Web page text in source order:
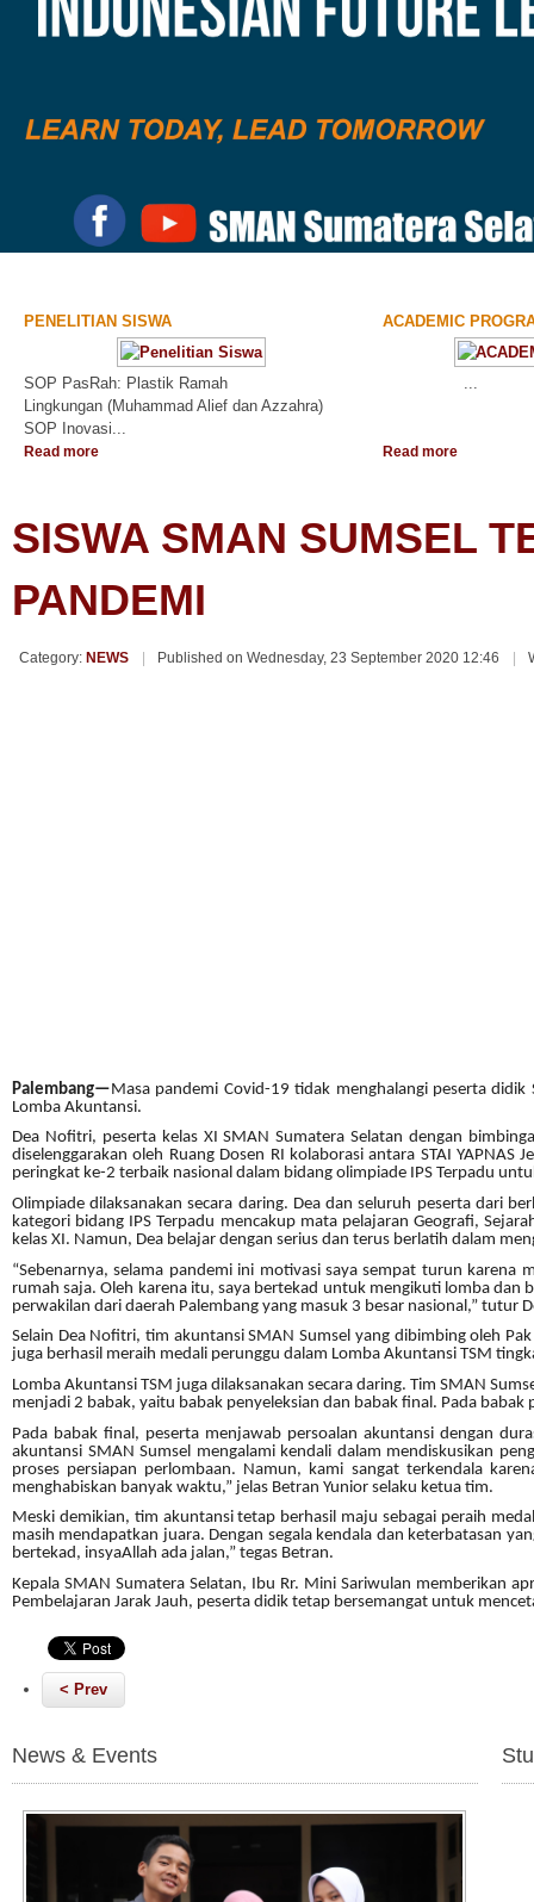
PENELITIAN SISWA
SOP PasRah: Plastik Ramah
Lingkungan (Muhammad Alief dan Azzahra)
SOP Inovasi...
Read more
ACADEMIC
...
Read more
SISWA SMAN SUMSEL
PANDEMI
Category: NEWS Published on Wednesday, 23 September 2020 12:46
Palembang—Masa pandemi Covid-19 tidak menghalangi peserta
Lomba Akuntansi.
Dea Nofitri, peserta kelas XI SMAN Sumatera Selatan dengan
diselenggarakan oleh Ruang Dosen RI kolaborasi antara STAI
peringkat ke-2 terbaik nasional dalam bidang olimpiade IPS Terpadu
Olimpiade dilaksanakan secara daring. Dea dan seluruh peserta dari
kategori bidang IPS Terpadu mencakup mata pelajaran Geografi,
kelas XI. Namun, Dea belajar dengan serius dan terus berlatih dalam
“Sebenarnya, selama pandemi ini motivasi saya sempat turun
rumah saja. Oleh karena itu, saya bertekad untuk mengikuti lomba
perwakilan dari daerah Palembang yang masuk 3 besar nasional,” tutur
Selain Dea Nofitri, tim akuntansi SMAN Sumsel yang dibimbing oleh
juga berhasil meraih medali perunggu dalam Lomba Akuntansi TSM
Lomba Akuntansi TSM juga dilaksanakan secara daring. Tim SMAN
menjadi 2 babak, yaitu babak penyeleksian dan babak final. Pada
Pada babak final, peserta menjawab persoalan akuntansi dengan
akuntansi SMAN Sumsel mengalami kendali dalam mendiskusikan
proses persiapan perlombaan. Namun, kami sangat terkendala
menghabiskan banyak waktu,” jelas Betran Yunior selaku ketua tim.
Meski demikian, tim akuntansi tetap berhasil maju sebagai peraih
masih mendapatkan juara. Dengan segala kendala dan keterbatasan
bertekad, insyaAllah ada jalan,” tegas Betran.
Kepala SMAN Sumatera Selatan, Ibu Rr. Mini Sariwulan memberikan
Pembelajaran Jarak Jauh, peserta didik tetap bersemangat untuk
< Prev
News & Events